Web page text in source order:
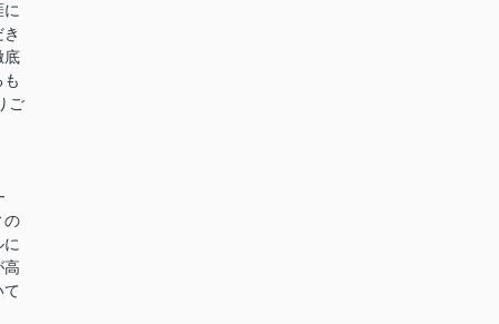
底
ご
の
高
て